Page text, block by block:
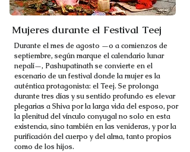
Mujeres durante el Festival Teej
Durante el mes de agosto —o a comienzos de
septiembre, según marque el calendario lunar
nepalí—, Pashupatinath se convierte en el
escenario de un festival donde la mujer es la
auténtica protagonista: el Teej. Se prolonga
durante tres días y su sentido profundo es elevar
plegarias a Shiva por la larga vida del esposo, por
la plenitud del vínculo conyugal no solo en esta
existencia, sino también en las venideras, y por la
purificación del cuerpo y del alma, tanto propios
como de los hijos.